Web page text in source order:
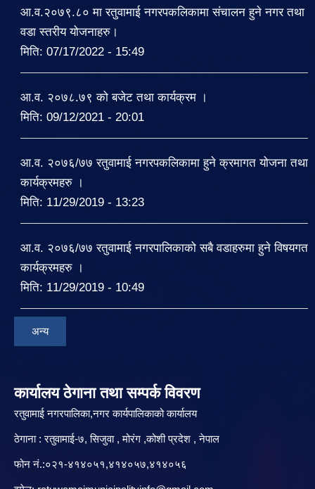
आ.व.२०७९.८० मा रतुवामाई नगरपकलिकामा संचालन हुने नगर तथा
वडा स्तरीय योजनाहरु।
मिति: 07/17/2022 - 15:49
आ.व. २०७८.७९ को बजेट तथा कार्यक्रम ।
मिति: 09/12/2021 - 20:01
आ.व. २०७६/७७ रतुवामाई नगरपकलिकामा हुने क्रमागत योजना तथा
कार्यक्रमहरु ।
मिति: 11/29/2019 - 13:23
आ.व. २०७६/७७ रतुवामाई नगरपालिकाको सबै वडाहरुमा हुने विषयगत
कार्यक्रमहरु ।
मिति: 11/29/2019 - 10:49
अन्य
कार्यालय ठेगाना तथा सम्पर्क विवरण
रतुवामाई नगरपालिका,नगर कार्यपालिकाको कार्यालय
ठेगाना : रतुवामाई-७, सिजुवा , मोरंग ,कोशी प्रदेश , नेपाल
फोन नं.:०२१-४१४०५१,४१४०५७,४१४०५६